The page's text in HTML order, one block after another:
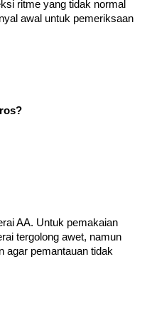
ritme yang tidak normal
awal untuk pemeriksaan
AA. Untuk pemakaian
tergolong awet, namun
agar pemantauan tidak